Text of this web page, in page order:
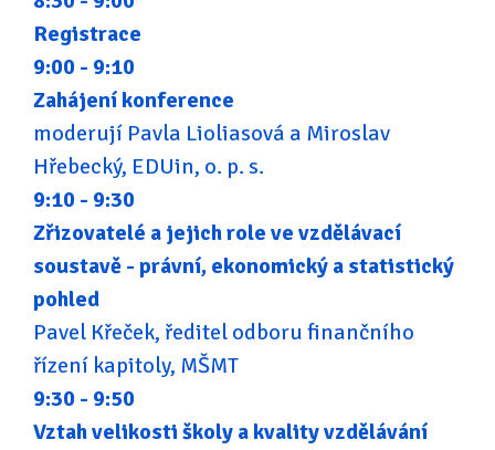
Registrace
9:00 - 9:10
Zahájení konference
moderují Pavla Lioliasová a Miroslav
Hřebecký, EDUin, o. p. s.
9:10 - 9:30
Zřizovatelé a jejich role ve vzdělávací
soustavě - právní, ekonomický a statistický
pohled
Pavel Křeček, ředitel odboru finančního
řízení kapitoly, MŠMT
9:30 - 9:50
Vztah velikosti školy a kvality vzdělávání